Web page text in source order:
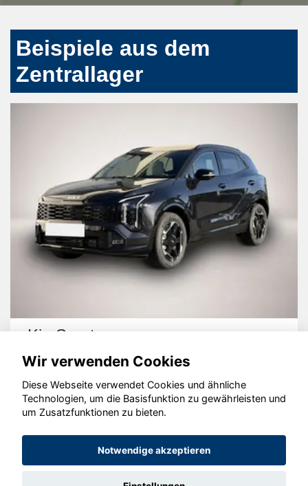
Beispiele aus dem
Zentrallager
Kia Sportage
© konjunkturmotor.de GmbH 2020 - 2026
Wir verwenden Cookies
Diese Webseite verwendet Cookies und ähnliche
Technologien, um die Basisfunktion zu gewährleisten und
um Zusatzfunktionen zu bieten.
Notwendige akzeptieren